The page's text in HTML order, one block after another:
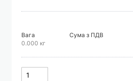
Вага
0.000 кг
Сума з ПДВ